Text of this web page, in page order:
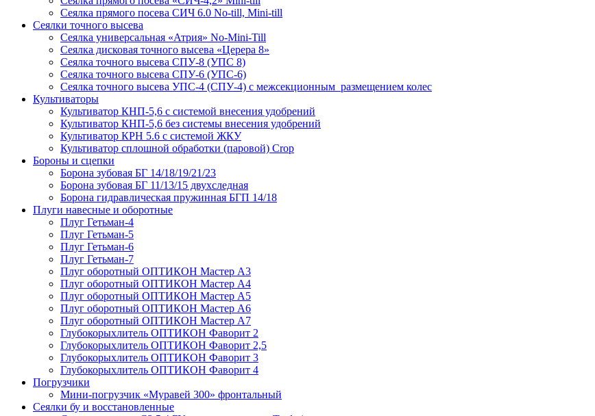
Сеялка прямого посева СИЧ 6.0 No-till, Mini-till
Сеялки точного высева
Сеялка универсальная «Атрия» No-Mini-Till
Сеялка дисковая точного высева «Церера 8»
Сеялка точного высева СПУ-8 (УПС 8)
Сеялка точного высева СПУ-6 (УПС-6)
Сеялка точного высева УПС-4 (СПУ-4) с межсекционным размещением колес
Культиваторы
Культиватор КНП-5,6 с системой внесения удобрений
Культиватор КНП-5,6 без системы внесения удобрений
Культиватор КРН 5.6 с системой ЖКУ
Культиватор сплошной обработки (паровой) Crop
Бороны и сцепки
Борона зубовая БГ 14/18/19/21/23
Борона зубовая БГ 11/13/15 двухследная
Борона гидравлическая пружинная БГП 14/18
Плуги навесные и оборотные
Плуг Гетьман-4
Плуг Гетьман-5
Плуг Гетьман-6
Плуг Гетьман-7
Плуг оборотный ОПТИКОН Мастер А3
Плуг оборотный ОПТИКОН Мастер А4
Плуг оборотный ОПТИКОН Мастер А5
Плуг оборотный ОПТИКОН Мастер А6
Плуг оборотный ОПТИКОН Мастер А7
Глубокорыхлитель ОПТИКОН Фаворит 2
Глубокорыхлитель ОПТИКОН Фаворит 2,5
Глубокорыхлитель ОПТИКОН Фаворит 3
Глубокорыхлитель ОПТИКОН Фаворит 4
Погрузчики
Мини-погрузчик «Муравей 300» фронтальный
Сеялки бу и восстановленные